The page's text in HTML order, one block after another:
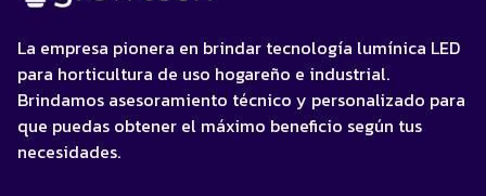
La empresa pionera en brindar tecnología lumínica LED
para horticultura de uso hogareño e industrial.
Brindamos asesoramiento técnico y personalizado para
que puedas obtener el máximo beneficio según tus
necesidades.